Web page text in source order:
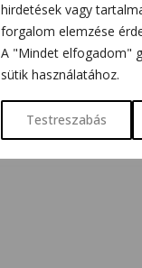
hirdetések vagy
forgalom elemzése
A "Mindet elfogadom"
sütik használatához.
Testreszabás